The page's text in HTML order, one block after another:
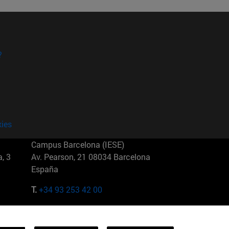
3
Campus Barcelona (IESE)
Av. Pearson, 21 08034 Barcelona
España
T.+34 93 253 42 00